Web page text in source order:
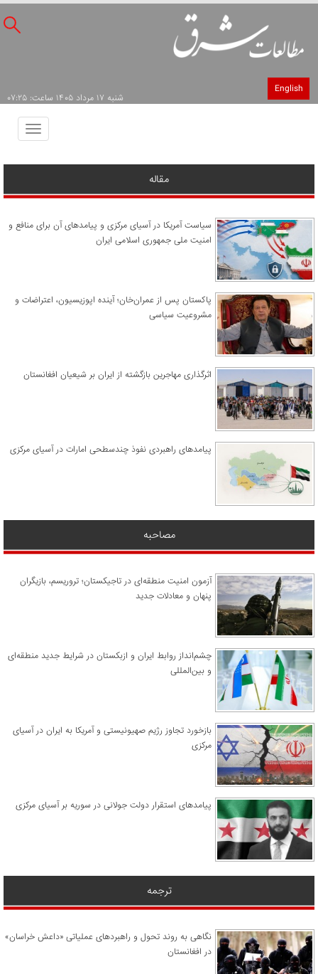
English
شنبه ۱۷ مرداد ۱۴۰۵ ساعت: ۰۷:۲۵
Toggle
مقاله
سیاست آمریکا در آسیای مرکزی و پیامدهای آن برای منافع و
امنیت ملی جمهوری اسلامی ایران
پاکستان پس از عمران‌خان؛ آینده اپوزیسیون، اعتراضات و
مشروعیت سیاسی
اثرگذاری مهاجرین بازگشته از ایران بر شیعیان افغانستان
پیامدهای راهبردی نفوذ چندسطحی امارات در آسیای مرکزی
مصاحبه
آزمون امنیت منطقه‌ای در تاجیکستان؛ تروریسم، بازیگران
پنهان و معادلات جدید
چشم‌انداز روابط ایران و ازبکستان در شرایط جدید منطقه‌ای
و بین‌المللی
​بازخورد تجاوز رژیم صهیونیستی و آمریکا به ایران در آسیای
مرکزی
پیامدهای استقرار دولت جولانی در سوریه بر آسیای مرکزی
ترجمه
نگاهی به روند تحول و راهبردهای عملیاتی «داعش خراسان»
در افغانستان